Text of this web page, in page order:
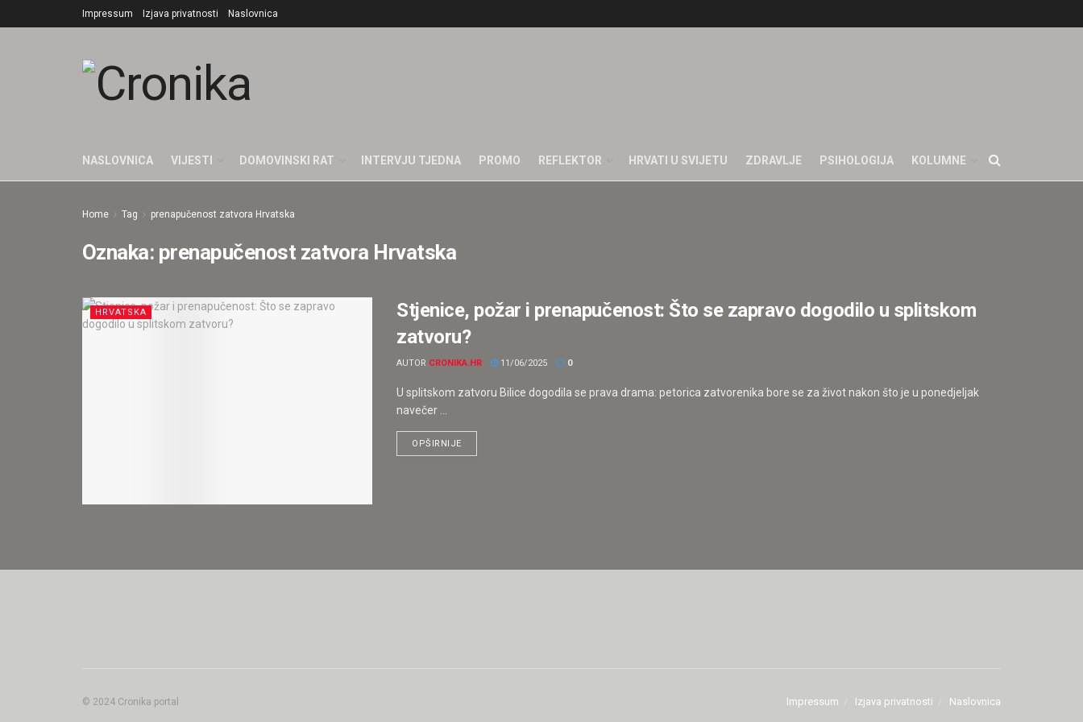
Impressum Izjava privatnosti Naslovnica
NASLOVNICA VIJESTI DOMOVINSKI RAT INTERVJU TJEDNA PROMO REFLEKTOR HRVATI U SVIJETU ZDRAVLJE PSIHOLOGIJA KOLUMNE
Home Tag prenapučenost zatvora Hrvatska
Oznaka: prenapučenost zatvora Hrvatska
HRVATSKA
Stjenice, požar i prenapučenost: Što se zapravo dogodilo u splitskom
zatvoru?
AUTOR CRONIKA.HR 11/06/2025 0
U splitskom zatvoru Bilice dogodila se prava drama: petorica zatvorenika bore se za život nakon što je u ponedjeljak
navečer ...
OPŠIRNIJE
Impressum Izjava privatnosti Naslovnica
© 2024 Cronika portal